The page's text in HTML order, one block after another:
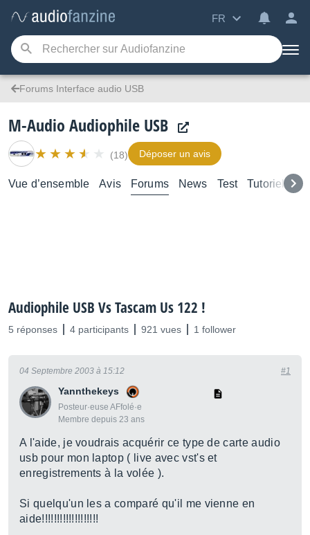
FR
Forums Interface audio USB
M-Audio Audiophile USB
(18) Déposer un avis
Vue d’ensemble Avis Forums News Test Tutoriels
Audiophile USB Vs Tascam Us 122 !
5 réponses 4 participants 921 vues 1 follower
Yannthekeys
Posteur·euse AFfolé·e
Membre depuis 23 ans
04 Septembre 2003 à 15:12 #1
A l'aide, je voudrais acquérir ce type de carte audio
usb pour mon laptop ( live avec vst's et
enregistrements à la volée ).
Si quelqu'un les a comparé qu'il me vienne en
aide!!!!!!!!!!!!!!!!!!!